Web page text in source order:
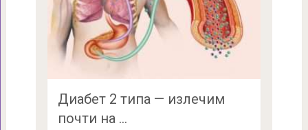
Диабет 2 типа — излечим
почти на …